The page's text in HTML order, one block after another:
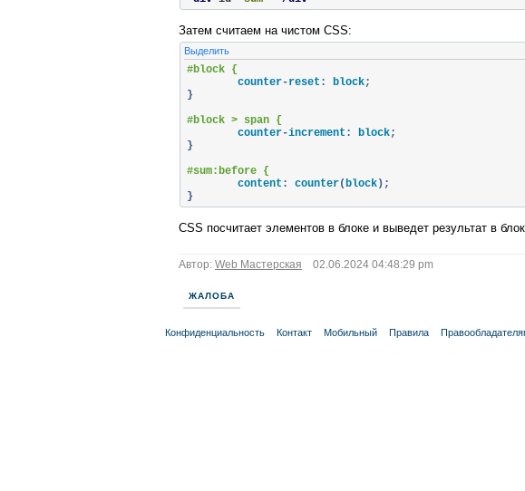
Затем считаем на чистом CSS:
Выделить
#block {
	counter
-reset : block;
}
#block > span {
	counter
-increment : block;
}
#sum:before {
	content
: counter(block);
}
CSS посчитает элементов в блоке и выведет результат в блок
Автор: Web Мастерская 02.06.2024 04:48:29 pm
ЖАЛОБА
Конфиденциальность Контакт Мобильный Правила